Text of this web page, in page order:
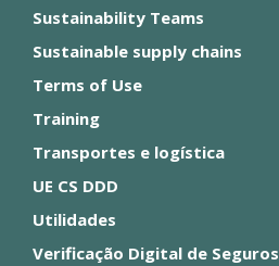
Sustainability Teams
Sustainable supply chains
Terms of Use
Training
Transportes e logística
UE CS DDD
Utilidades
Verificação Digital de Seguros